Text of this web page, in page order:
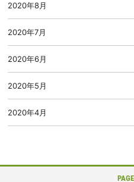
2020年8月
2020年7月
2020年6月
2020年5月
2020年4月